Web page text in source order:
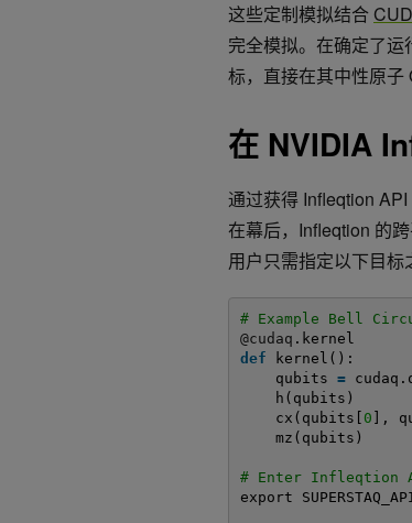
这些定制模拟结合
完全模拟。在确定了
标，直接在其中性原子
在 NVIDIA
通过获得 Infleqtion
在幕后，Infleqtion 的
用户只需指定以下目标
# Example Bell
@cudaq .kernel
def
kernel():
qubits =
h(qubits)
cx(qubits[ 0 ],
mz(qubits)
# Enter Infleqtion
export